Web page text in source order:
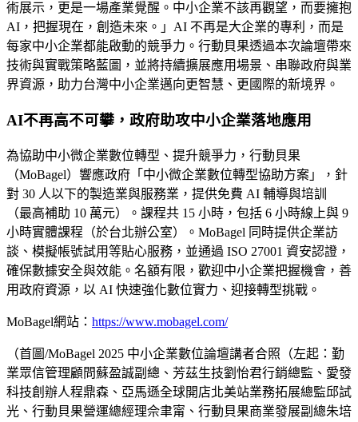
術展示，更是一場產業覺醒。中小企業不該再觀望，而要擁抱
AI，把握現在，創造未來。」AI 不再是大企業的專利，而是
每家中小企業都能啟動的競爭力。行動貝果透過本次論壇帶來
技術與實戰策略藍圖，並將持續擴展應用場景、串聯政府與業
界資源，助力台灣中小企業邁向更智慧、更國際的新境界。
AI不再高不可攀，政府助攻中小企業落地應用
為協助中小微企業數位轉型、提升競爭力，行動貝果
（MoBagel）響應政府「中小微企業數位轉型協助方案」，針
對 30 人以下的製造業與服務業，提供免費 AI 輔導與培訓
（最高補助 10 萬元）。課程共 15 小時，包括 6 小時線上與 9
小時實體課程（於台北辦公室）。MoBagel 同時提供企業訪
談、模擬帳號試用等貼心服務，並通過 ISO 27001 資安認證，
確保數據安全與效能。名額有限，歡迎中小企業把握機會，善
用政府資源，以 AI 快速強化數位實力、迎接轉型挑戰。
MoBagel網站： https://www.mobagel.com/
（首圖/MoBagel 2025 中小企業數位論壇講者合照（左起：勤
業眾信管理顧問蘇盈誠副總、芳茲生技劉怡君行銷總監、愛發
科技創辦人程鼎森、亞馬遜全球開店北美站業務拓展總監邱試
光、行動貝果營運總經理佘聿甯、行動貝果商業發展副總朱培